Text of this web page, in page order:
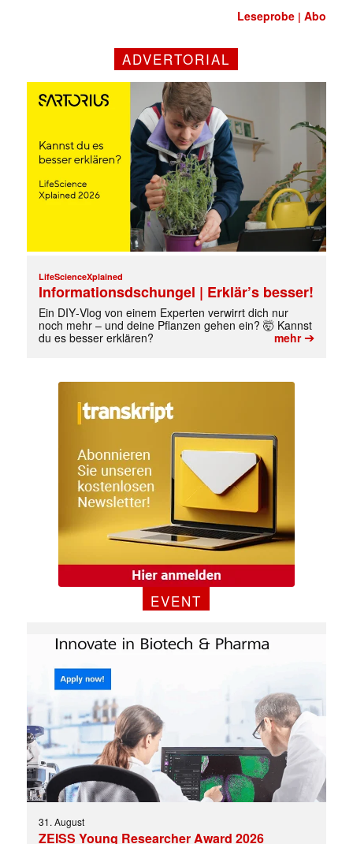
Leseprobe |Abo
ADVERTORIAL
LifeScienceXplained
Informationsdschungel | Erklär’s besser!
Ein DIY‑Vlog von einem Experten verwirrt dich nur
noch mehr – und deine Pflanzen gehen ein? 🤯 Kannst
du es besser erklären?
mehr➔
EVENT
31. August
ZEISS Young Researcher Award 2026